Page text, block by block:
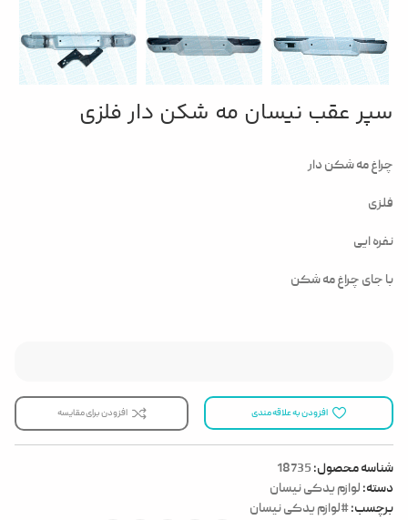
سپر عقب نیسان مه شکن دار فلزی
چراغ مه شکن دار
فلزی
نفره ایی
با جای چراغ مه شکن
افزودن به علاقه مندی افزودن برای مقایسه
شناسه محصول:18735
دسته: لوازم یدکی نیسان
برچسب:#لوازم یدکی نیسان